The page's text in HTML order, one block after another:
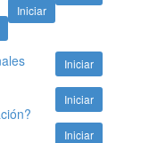
Iniciar
Iniciar
Iniciar
Iniciar